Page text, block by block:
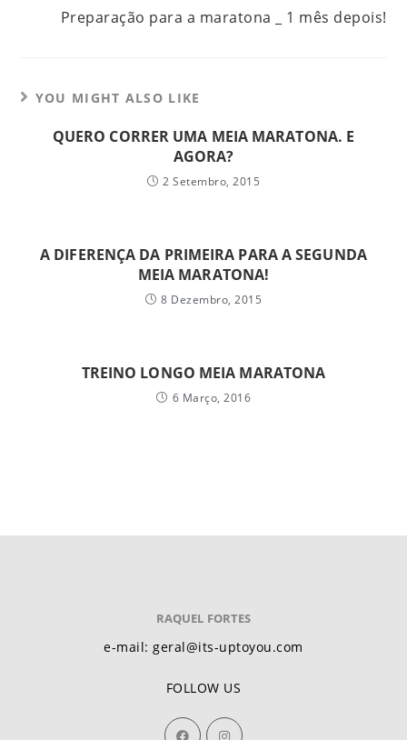
Preparação para a maratona _ 1 mês depois!
YOU MIGHT ALSO LIKE
QUERO CORRER UMA MEIA MARATONA. E
AGORA?
2 Setembro, 2015
A DIFERENÇA DA PRIMEIRA PARA A SEGUNDA
MEIA MARATONA!
8 Dezembro, 2015
TREINO LONGO MEIA MARATONA
6 Março, 2016
RAQUEL FORTES
e-mail: geral@its-uptoyou.com
FOLLOW US